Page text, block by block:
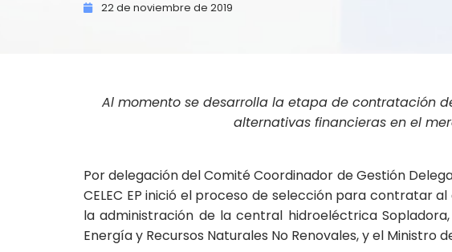
22 de noviembre de 2019
Al momento se desarrolla la etapa de contratación
alternativas financieras en el
Por delegación del Comité Coordinador de Gestión
CELEC EP inició el proceso de selección para contratar
la administración de la central hidroeléctrica
Energía y Recursos Naturales No Renovales, y el Ministro